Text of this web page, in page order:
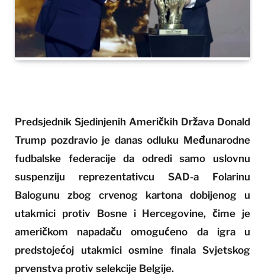
Predsjednik Sjedinjenih Američkih Država Donald
Trump pozdravio je danas odluku Međunarodne
fudbalske federacije da odredi samo uslovnu
suspenziju reprezentativcu SAD-a Folarinu
Balogunu zbog crvenog kartona dobijenog u
utakmici protiv Bosne i Hercegovine, čime je
američkom napadaču omogućeno da igra u
predstojećoj utakmici osmine finala Svjetskog
prvenstva protiv selekcije Belgije.